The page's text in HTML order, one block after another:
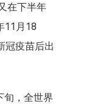
在下半年
11月18
冠疫苗后出
旬，全世界